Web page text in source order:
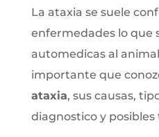
La ataxia se suele
enfermedades lo que
automedicas al
importante que
ataxia, sus causas,
diagnostico y